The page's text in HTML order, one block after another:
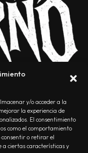
y/o acceder a la
la experiencia de
El consentimiento
como el comportamiento
consentir o retirar el
ciertas características y
POLÍTICA DE PRIVACIDAD